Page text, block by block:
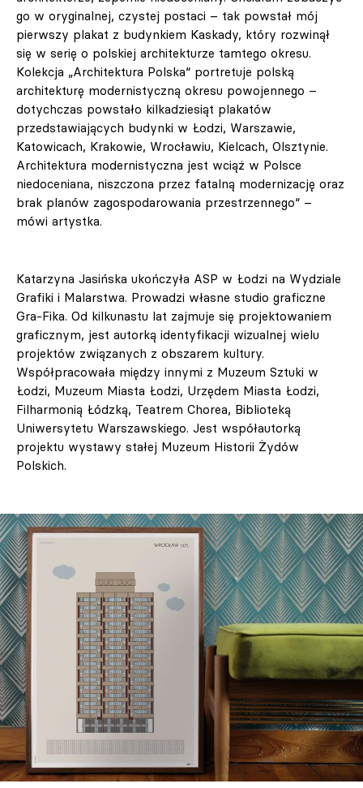
go w oryginalnej, czystej postaci – tak powstał mój
pierwszy plakat z budynkiem Kaskady, który rozwinął
się w serię o polskiej architekturze tamtego okresu.
Kolekcja „Architektura Polska“ portretuje polską
architekturę modernistyczną okresu powojennego –
dotychczas powstało kilkadziesiąt plakatów
przedstawiających budynki w Łodzi, Warszawie,
Katowicach, Krakowie, Wrocławiu, Kielcach, Olsztynie.
Architektura modernistyczna jest wciąż w Polsce
niedoceniana, niszczona przez fatalną modernizację oraz
brak planów zagospodarowania przestrzennego“ –
mówi artystka.
Katarzyna Jasińska ukończyła ASP w Łodzi na Wydziale
Grafiki i Malarstwa. Prowadzi własne studio graficzne
Gra-Fika. Od kilkunastu lat zajmuje się projektowaniem
graficznym, jest autorką identyfikacji wizualnej wielu
projektów związanych z obszarem kultury.
Współpracowała między innymi z Muzeum Sztuki w
Łodzi, Muzeum Miasta Łodzi, Urzędem Miasta Łodzi,
Filharmonią Łódzką, Teatrem Chorea, Biblioteką
Uniwersytetu Warszawskiego. Jest współautorką
projektu wystawy stałej Muzeum Historii Żydów
Polskich.